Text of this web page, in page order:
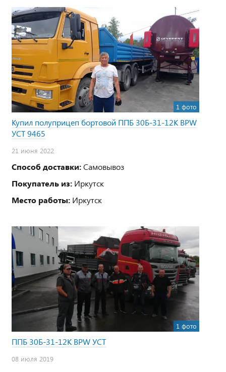
1 фото
Купил полуприцеп бортовой ППБ 30Б-31-12К BPW
УСТ 9465
21 июня 2022
Способ доставки:Самовывоз
Покупатель из: Иркутск
Место работы: Иркутск
1 фото
ППБ 30Б-31-12К BPW УСТ
08 июля 2019